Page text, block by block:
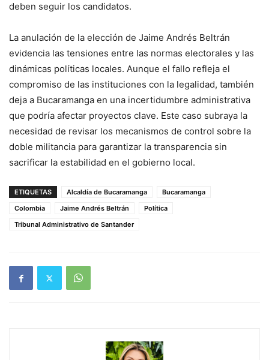
deben seguir los candidatos.
La anulación de la elección de Jaime Andrés Beltrán
evidencia las tensiones entre las normas electorales y las
dinámicas políticas locales. Aunque el fallo refleja el
compromiso de las instituciones con la legalidad, también
deja a Bucaramanga en una incertidumbre administrativa
que podría afectar proyectos clave. Este caso subraya la
necesidad de revisar los mecanismos de control sobre la
doble militancia para garantizar la transparencia sin
sacrificar la estabilidad en el gobierno local.
ETIQUETAS Alcaldía de Bucaramanga
Bucaramanga
Colombia
Jaime Andrés Beltrán
Política
Tribunal Administrativo de Santander